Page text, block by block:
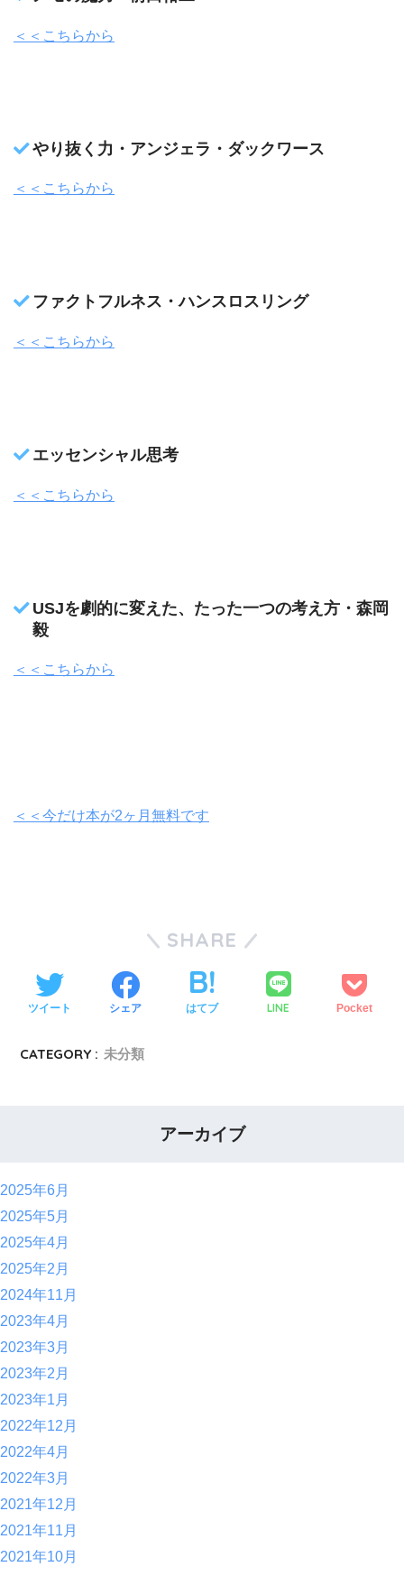
＜＜こちらから
やり抜く力・アンジェラ・ダックワース
＜＜こちらから
ファクトフルネス・ハンスロスリング
＜＜こちらから
エッセンシャル思考
＜＜こちらから
USJを劇的に変えた、たった一つの考え方・森岡
毅
＜＜こちらから
＜＜今だけ本が2ヶ月無料です
SHARE
ツイート シェア はてブ LINE Pocket
CATEGORY : 未分類
アーカイブ
2025年6月
2025年5月
2025年4月
2025年2月
2024年11月
2023年4月
2023年3月
2023年2月
2023年1月
2022年12月
2022年4月
2022年3月
2021年12月
2021年11月
2021年10月